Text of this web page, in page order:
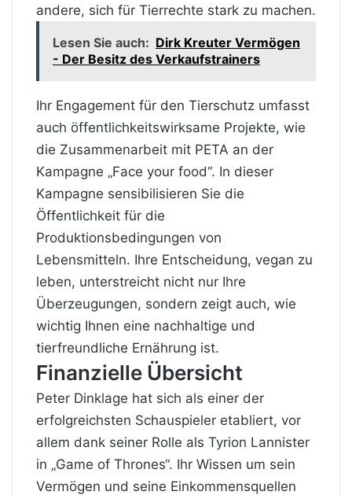
andere, sich für Tierrechte stark zu machen.
Lesen Sie auch: Dirk Kreuter Vermögen
- Der Besitz des Verkaufstrainers
Ihr Engagement für den Tierschutz umfasst
auch öffentlichkeitswirksame Projekte, wie
die Zusammenarbeit mit PETA an der
Kampagne „Face your food“. In dieser
Kampagne sensibilisieren Sie die
Öffentlichkeit für die
Produktionsbedingungen von
Lebensmitteln. Ihre Entscheidung, vegan zu
leben, unterstreicht nicht nur Ihre
Überzeugungen, sondern zeigt auch, wie
wichtig Ihnen eine nachhaltige und
tierfreundliche Ernährung ist.
Finanzielle Übersicht
Peter Dinklage hat sich als einer der
erfolgreichsten Schauspieler etabliert, vor
allem dank seiner Rolle als Tyrion Lannister
in „Game of Thrones“. Ihr Wissen um sein
Vermögen und seine Einkommensquellen